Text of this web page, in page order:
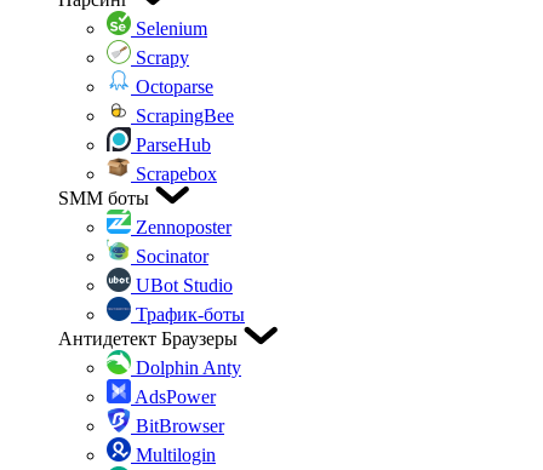
Selenium
Scrapy
Octoparse
ScrapingBee
ParseHub
Scrapebox
SMM боты
Zennoposter
Socinator
UBot Studio
Трафик-боты
Антидетект Браузеры
Dolphin Anty
AdsPower
BitBrowser
Multilogin